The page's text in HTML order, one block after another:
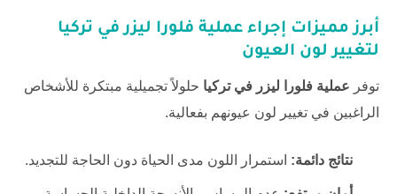
أبرز مميزات إجراء عملية فلورا ليزر في تركيا
لتغيير لون العيون
توفر عملية فلورا ليزر في تركيا حلولاً تجميلية مبتكرة للأشخاص
الراغبين في تغيير لون عيونهم بفعالية.
نتائج دائمة: استمرار اللون مدى الحياة دون الحاجة للتجديد.